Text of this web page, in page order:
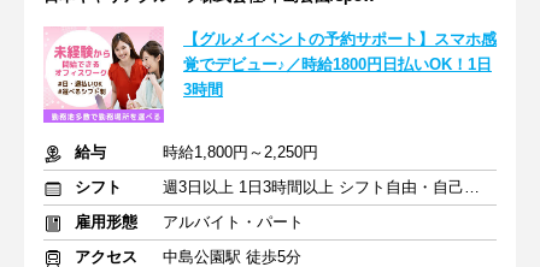
【グルメイベントの予約サポート】スマホ感
覚でデビュー♪／時給1800円日払いOK！1日
3時間
給与
時給1,800円～2,250円
シフト
週3日以上 1日3時間以上 シフト自由・自己申告
雇用形態
アルバイト・パート
アクセス
中島公園駅 徒歩5分